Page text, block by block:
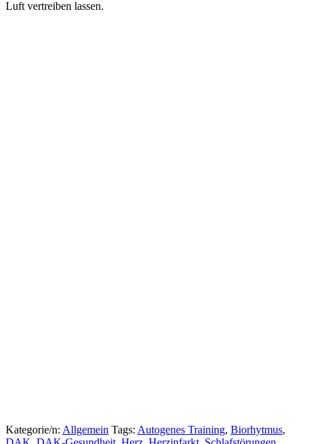
Luft vertreiben lassen.
Kategorie/n: Allgemein Tags: Autogenes Training, Biorhytmus,